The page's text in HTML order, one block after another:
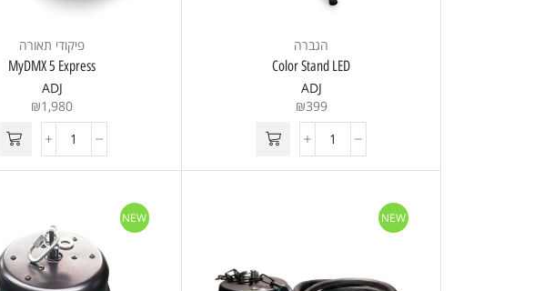
הגברה
Color Stand LED
ADJ
₪399
פיקודי תאורה
MyDMX 5 Express
ADJ
₪1,980
NEW
NEW